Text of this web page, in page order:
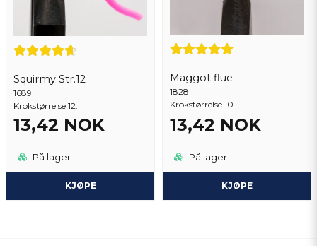
Squirmy Str.12
1689
Krokstørrelse 12.
13,42 NOK
På lager
KJØPE
Maggot flue
1828
Krokstørrelse 10
13,42 NOK
På lager
KJØPE